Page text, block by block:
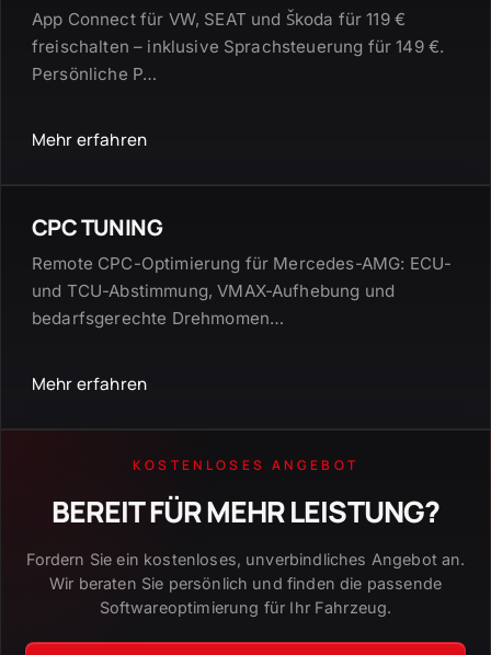
App Connect für VW, SEAT und Škoda für 119 €
freischalten – inklusive Sprachsteuerung für 149 €.
Persönliche P…
Mehr erfahren
CPC TUNING
Remote CPC-Optimierung für Mercedes-AMG: ECU-
und TCU-Abstimmung, VMAX-Aufhebung und
bedarfsgerechte Drehmomen…
Mehr erfahren
KOSTENLOSES ANGEBOT
BEREIT FÜR MEHR LEISTUNG?
Fordern Sie ein kostenloses, unverbindliches Angebot an.
Wir beraten Sie persönlich und finden die passende
Softwareoptimierung für Ihr Fahrzeug.